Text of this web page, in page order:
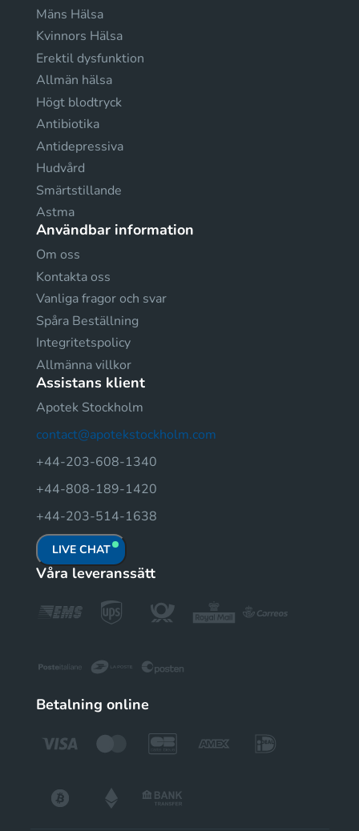
Mäns Hälsa
Kvinnors Hälsa
Erektil dysfunktion
Allmän hälsa
Högt blodtryck
Antibiotika
Antidepressiva
Hudvård
Smärtstillande
Astma
Användbar information
Om oss
Kontakta oss
Vanliga fragor och svar
Spåra Beställning
Integritetspolicy
Allmänna villkor
Assistans klient
Apotek Stockholm
contact@apotekstockholm.com
+44-203-608-1340
+44-808-189-1420
+44-203-514-1638
LIVE CHAT
Våra leveranssätt
Betalning online